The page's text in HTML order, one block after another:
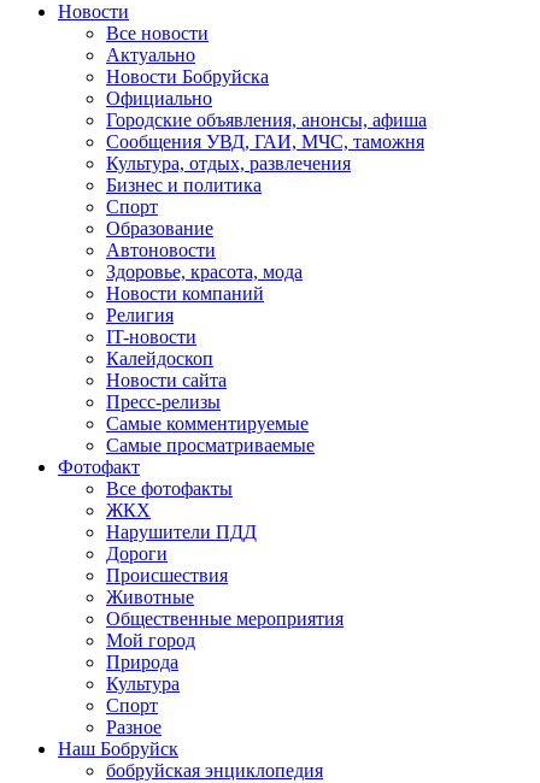
Новости
Все новости
Актуально
Новости Бобруйска
Официально
Городские объявления, анонсы, афиша
Сообщения УВД, ГАИ, МЧС, таможня
Культура, отдых, развлечения
Бизнес и политика
Спорт
Образование
Автоновости
Здоровье, красота, мода
Новости компаний
Религия
IT-новости
Калейдоскоп
Новости сайта
Пресс-релизы
Самые комментируемые
Самые просматриваемые
Фотофакт
Все фотофакты
ЖКХ
Нарушители ПДД
Дороги
Происшествия
Животные
Общественные мероприятия
Мой город
Природа
Культура
Спорт
Разное
Наш Бобруйск
бобруйская энциклопедия